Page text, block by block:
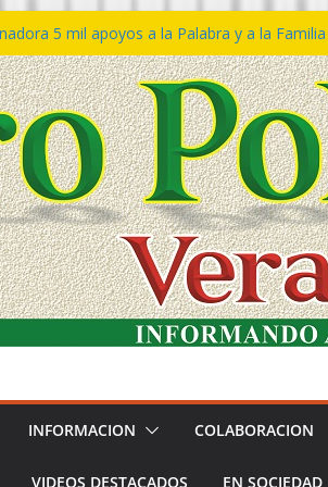
5 mil apoyos a la Palabra y a la Familia
Declaraciones de Procedencia en contra
𝙂𝙤𝙗𝙞𝙚𝙧𝙣𝙤 𝙙𝙚𝙡 𝙀𝙨𝙩𝙖𝙙𝙤 𝙖 𝙙𝙞𝙨𝙛𝙧𝙪𝙩𝙖𝙧
𝙁𝙚𝙨𝙩𝙞𝙫𝙖𝙡 𝙙𝙚𝙡 𝙈𝙖𝙧 𝙚𝙣 𝘾𝙤𝙖𝙩𝙯𝙖𝙘𝙤𝙖𝙡𝙘𝙤𝙨
de policías con vocación de servicio y
SSP
Bravo rechaza acusaciones y asegura que
solicitud de desafuero
INFORMACION COLABORACION
VIDEOS DESTACADOS EN SOCIEDAD